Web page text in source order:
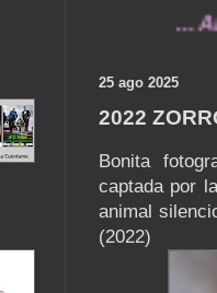
...
25 ago 2025
2022
Bonita
captada por
animal
(2022)